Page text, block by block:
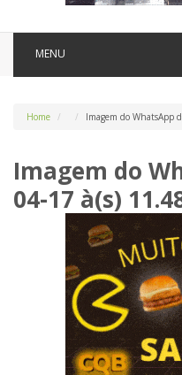
MENU
Home Imagem do WhatsApp
Imagem do
04-17 à(s)